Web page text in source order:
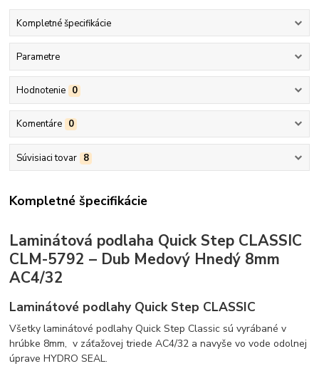
Kompletné špecifikácie
Parametre
Hodnotenie 0
Komentáre 0
Súvisiaci tovar 8
Kompletné špecifikácie
Laminátová podlaha Quick Step CLASSIC
CLM-5792 – Dub Medový Hnedý 8mm
AC4/32
Laminátové podlahy Quick Step CLASSIC
Všetky laminátové podlahy Quick Step Classic sú vyrábané v
hrúbke 8mm, v záťažovej triede AC4/32 a navyše vo vode odolnej
úprave HYDRO SEAL.